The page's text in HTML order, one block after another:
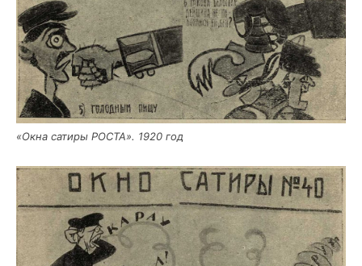
«Окна сати­ры РОСТА». 1920 год